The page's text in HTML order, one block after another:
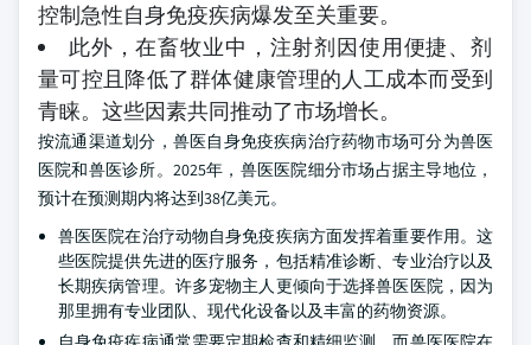
控制急性自身免疫疾病爆发至关重要。
此外，在畜牧业中，注射剂因使用便捷、剂
量可控且降低了群体健康管理的人工成本而受到
青睐。这些因素共同推动了市场增长。
按流通渠道划分，兽医自身免疫疾病治疗药物市场可分为兽医
医院和兽医诊所。2025年，兽医医院细分市场占据主导地位，
预计在预测期内将达到38亿美元。
兽医医院在治疗动物自身免疫疾病方面发挥着重要作用。这
些医院提供先进的医疗服务，包括精准诊断、专业治疗以及
长期疾病管理。许多宠物主人更倾向于选择兽医医院，因为
那里拥有专业团队、现代化设备以及丰富的药物资源。